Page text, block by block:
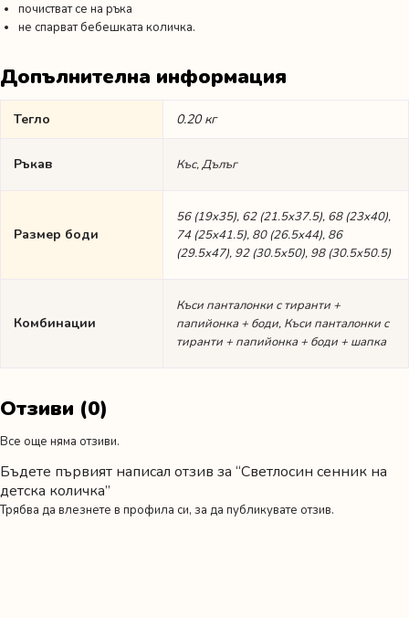
почистват се на ръка
не спарват бебешката количка.
Допълнителна информация
Тегло 0.20 кг
Ръкав Къс, Дълъг
Размер боди
56 (19х35), 62 (21.5х37.5), 68 (23х40),
74 (25х41.5), 80 (26.5х44), 86
(29.5х47), 92 (30.5х50), 98 (30.5х50.5)
Комбинации
Къси панталонки с тиранти +
папийонка + боди, Къси панталонки с
тиранти + папийонка + боди + шапка
Отзиви (0)
Все още няма отзиви.
Бъдете първият написал отзив за “Светлосин сенник на
детска количка”
Трябва да влезнете в профила си, за да публикувате отзив.